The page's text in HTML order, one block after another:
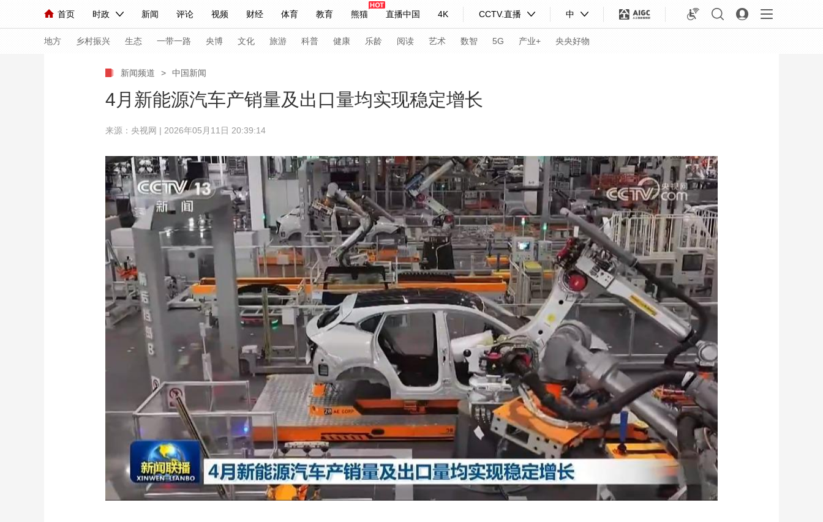
首页 时政 新闻 评论 视频 财经 体育 教育 熊猫 直播中国 4K CCTV.直播 中
人民领袖习近平 联播+ 中国领导人 央视快评 习式妙语 热解读 天天学习
直播 栏目大全 节目单 听音 微视频 主持人 下载央视影音
海外频道 iPanda English Монгол
地方 乡村振兴 生态 一带一路 央博 文化 旅游 科普 健康 乐龄 阅读 艺术 数智 5G 产业+ 央央好物
人民领袖习近平 联播+ 热解读 天天学习 习式妙语 央视快评 央视网评 光华锐评 锋面
小央视频 小央直播 直播中国 熊猫频道 VR/AR 4K专区 全景新闻
前线 比划 快看 蓝海中国 新兵请入列 人生第一次 人生第二次
直播 2026年世界杯 2026年冬奥会 CBA NBA 中超 国足 国际足球 网球 综合体育 亚冬会
CCTV奥林匹克频道 生活体育大会 体育江湖 文化体育 冰雪道路 足球道路
教育 乡村振兴 生态环境 一带一路 央博 非遗 文化 旅游 科普 健康 乐龄 阅读 艺术 汽车 数智 产业+
大国展会 大国保险 云顶对话 云起 超级工厂 智敬中国 全民健康 颜选攻略 海洋 时尚 才艺 网展 央央好物
直播 节目单 片库 热播榜 总台企业白名单
新闻频道 > 中国新闻
4月新能源汽车产销量及出口量均实现稳定增长
来源：央视网 | 2026年05月11日 20:39:14